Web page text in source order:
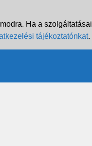
Ha a
tájékoztatónkat.